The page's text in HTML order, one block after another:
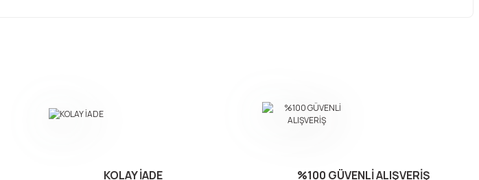
KOLAY İADE %100 GÜVENLİ ALIŞVERİŞ